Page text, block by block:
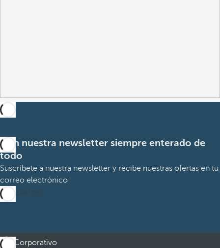
Con nuestra newsletter siempre enterado de
todo
Suscríbete a nuestra newsletter y recibe nuestras ofertas en tu
correo electrónico
Suscribirme
Corporativo